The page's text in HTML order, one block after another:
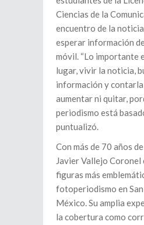
Ciencias de la
encuentro de la
esperar información
móvil. “Lo importante
lugar, vivir la noticia,
información y
aumentar ni quitar,
periodismo está
puntualizó.
Con más de 70 años
Javier Vallejo Coronel
figuras más
fotoperiodismo en
México. Su amplia
la cobertura como